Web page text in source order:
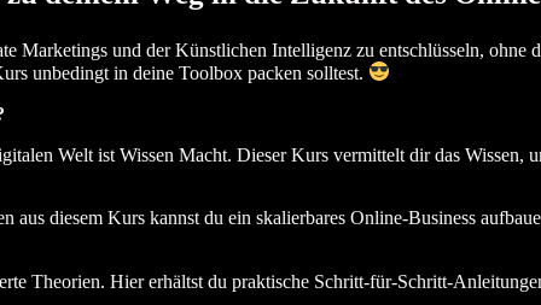
Marketings und der Künstlichen Intelligenz zu entschlüsseln, ohne
unbedingt in deine Toolbox packen solltest.
Welt ist Wissen Macht. Dieser Kurs vermittelt dir das Wissen,
aus diesem Kurs kannst du ein skalierbares Online-Business
Theorien. Hier erhältst du praktische Schritt-für-Schritt-